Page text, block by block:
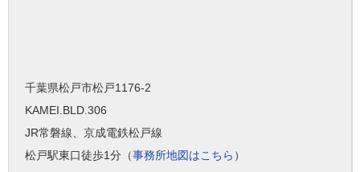
千葉県松戸市松戸1176-2
KAMEI.BLD.306
JR常磐線、京成電鉄松戸線
松戸駅東口徒歩1分（事務所地図はこちら ）